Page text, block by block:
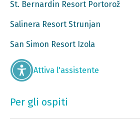
St. Bernardin Resort Portorož
Salinera Resort Strunjan
San Simon Resort Izola
Attiva l'assistente
Per gli ospiti